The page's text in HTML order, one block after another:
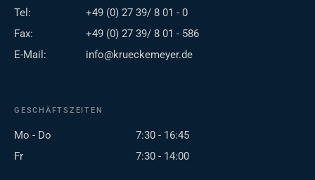
Tel:
+49 (0) 27 39/ 8 01 - 0
Fax:
+49 (0) 27 39/ 8 01 - 586
E-Mail:
info@krueckemeyer.de
GESCHÄFTSZEITEN
Mo - Do
7:30 - 16:45
Fr
7:30 - 14:00